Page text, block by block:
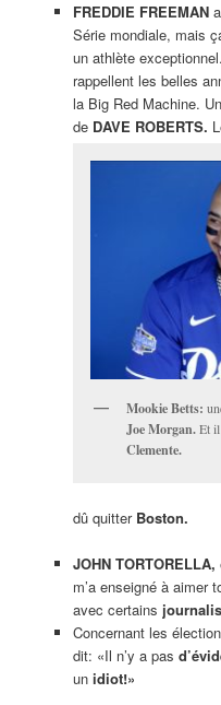
FREDDIE FREEMANa
Série mondiale, mais
un athlète
rappellent les belles
la Big Red Machine.
de DAVE ROBERTS.
Mookie Betts:
Joe Morgan.Et il
Clemente.
dû quitter Boston.
JOHN TORTORELLA,
m’a enseigné à aimer
avec certains
Concernant les
dit: «Il n’y a pas
un idiot!»